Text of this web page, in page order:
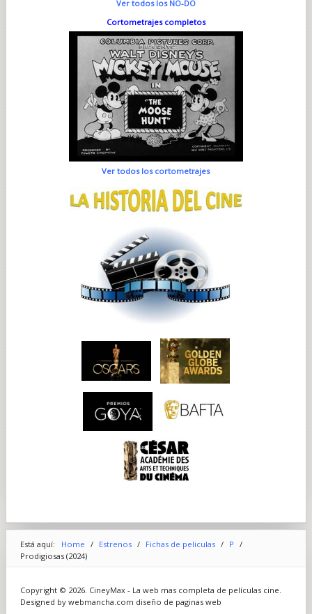
Ver todos los NO-DO
Cortometrajes completos
Ver todos los cortometrajes
Está aquí: Home / Estrenos / Fichas de peliculas / P /
Prodigiosas (2024)
Copyright © 2026. CineyMax - La web mas completa de películas cine.
Designed by webmancha.com diseño de paginas web